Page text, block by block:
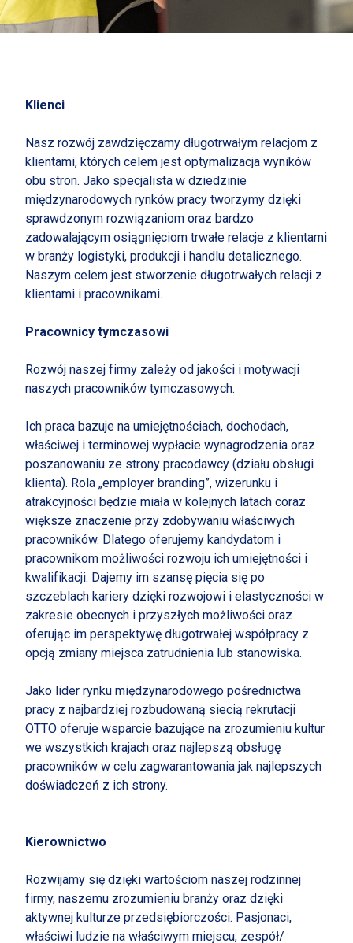
Klienci
Nasz rozwój zawdzięczamy długotrwałym relacjom z
klientami, których celem jest optymalizacja wyników
obu stron. Jako specjalista w dziedzinie
międzynarodowych rynków pracy tworzymy dzięki
sprawdzonym rozwiązaniom oraz bardzo
zadowalającym osiągnięciom trwałe relacje z klientami
w branży logistyki, produkcji i handlu detalicznego.
Naszym celem jest stworzenie długotrwałych relacji z
klientami i pracownikami.
Pracownicy tymczasowi
Rozwój naszej firmy zależy od jakości i motywacji
naszych pracowników tymczasowych.
Ich praca bazuje na umiejętnościach, dochodach,
właściwej i terminowej wypłacie wynagrodzenia oraz
poszanowaniu ze strony pracodawcy (działu obsługi
klienta). Rola „employer branding”, wizerunku i
atrakcyjności będzie miała w kolejnych latach coraz
większe znaczenie przy zdobywaniu właściwych
pracowników. Dlatego oferujemy kandydatom i
pracownikom możliwości rozwoju ich umiejętności i
kwalifikacji. Dajemy im szansę pięcia się po
szczeblach kariery dzięki rozwojowi i elastyczności w
zakresie obecnych i przyszłych możliwości oraz
oferując im perspektywę długotrwałej współpracy z
opcją zmiany miejsca zatrudnienia lub stanowiska.
Jako lider rynku międzynarodowego pośrednictwa
pracy z najbardziej rozbudowaną siecią rekrutacji
OTTO oferuje wsparcie bazujące na zrozumieniu kultur
we wszystkich krajach oraz najlepszą obsługę
pracowników w celu zagwarantowania jak najlepszych
doświadczeń z ich strony.
Kierownictwo
Rozwijamy się dzięki wartościom naszej rodzinnej
firmy, naszemu zrozumieniu branży oraz dzięki
aktywnej kulturze przedsiębiorczości. Pasjonaci,
właściwi ludzie na właściwym miejscu, zespół/